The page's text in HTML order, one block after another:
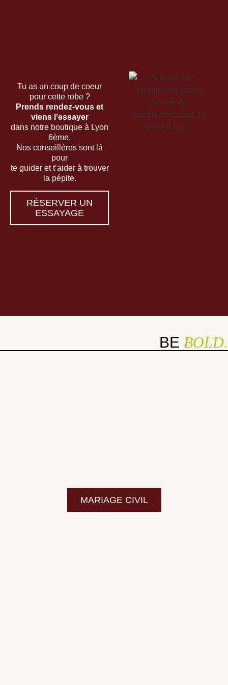
Tu as un coup de coeur
pour cette robe ?
Prends rendez-vous et
viens l’essayer
dans notre boutique à Lyon
6ème.
Nos conseillères sont là
pour
te guider et t’aider à trouver
la pépite.
RÉSERVER UN
ESSAYAGE
BE BOLD.
MARIAGE CIVIL